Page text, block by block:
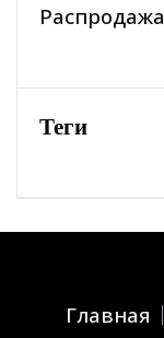
Распродажа
Теги
Главная